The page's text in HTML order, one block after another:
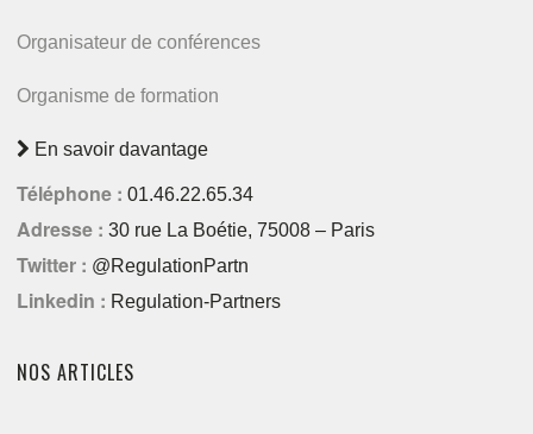
Organisateur de conférences
Organisme de formation
En savoir davantage
Téléphone : 01.46.22.65.34
Adresse : 30 rue La Boétie, 75008 – Paris
Twitter : @RegulationPartn
Linkedin : Regulation-Partners
NOS ARTICLES